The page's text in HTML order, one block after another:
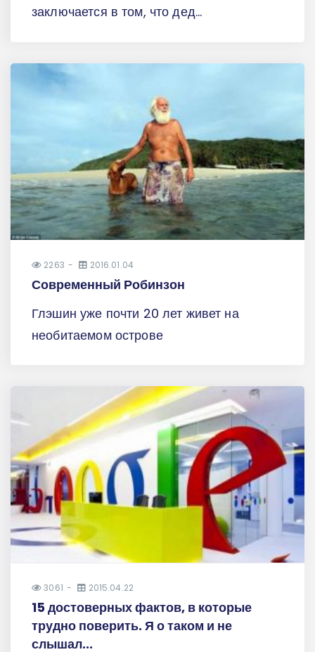
заключается в том, что дед...
2263 2016.01.04
Современный Робинзон
Глэшин уже почти 20 лет живет на
необитаемом острове
3061 2015.04.22
15 достоверных фактов, в которые
трудно поверить. Я о таком и не
слышал...